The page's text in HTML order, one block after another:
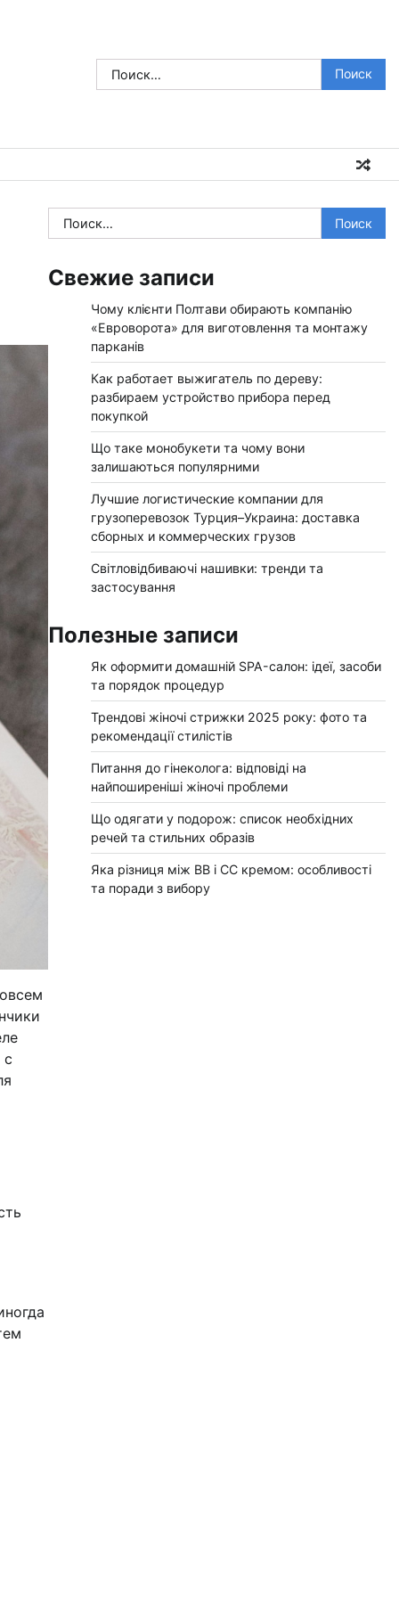
Найти:
с
Найти:
Свежие записи
Чому клієнти Полтави обирають компанію
«Евроворота» для виготовлення та монтажу
парканів
Как работает выжигатель по дереву:
разбираем устройство прибора перед
покупкой
Що таке монобукети та чому вони
залишаються популярними
Лучшие логистические компании для
грузоперевозок Турция–Украина: доставка
сборных и коммерческих грузов
Світловідбиваючі нашивки: тренди та
застосування
Полезные записи
Як оформити домашній SPA-салон: ідеї, засоби
та порядок процедур
Трендові жіночі стрижки 2025 року: фото та
рекомендації стилістів
Питання до гінеколога: відповіді на
найпоширеніші жіночі проблеми
Що одягати у подорож: список необхідних
речей та стильних образів
Яка різниця між BB і CC кремом: особливості
та поради з вибору